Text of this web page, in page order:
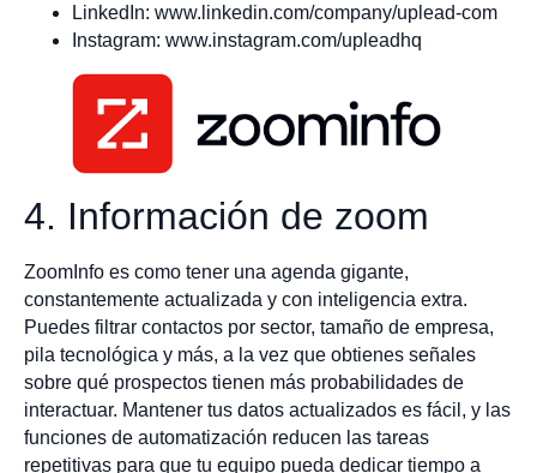
LinkedIn: www.linkedin.com/company/uplead-com
Instagram: www.instagram.com/upleadhq
4. Información de zoom
ZoomInfo es como tener una agenda gigante,
constantemente actualizada y con inteligencia extra.
Puedes filtrar contactos por sector, tamaño de empresa,
pila tecnológica y más, a la vez que obtienes señales
sobre qué prospectos tienen más probabilidades de
interactuar. Mantener tus datos actualizados es fácil, y las
funciones de automatización reducen las tareas
repetitivas para que tu equipo pueda dedicar tiempo a